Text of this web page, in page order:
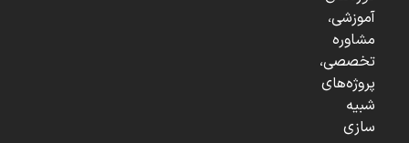
آموزشی،
مشاوره
تخصصی،
پروژه‌های
شبیه
سازی